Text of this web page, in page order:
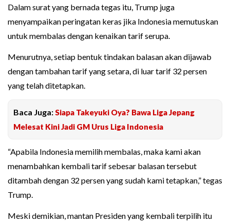
Dalam surat yang bernada tegas itu, Trump juga
menyampaikan peringatan keras jika Indonesia memutuskan
untuk membalas dengan kenaikan tarif serupa.
Menurutnya, setiap bentuk tindakan balasan akan dijawab
dengan tambahan tarif yang setara, di luar tarif 32 persen
yang telah ditetapkan.
Baca Juga: Siapa Takeyuki Oya? Bawa Liga Jepang
Melesat Kini Jadi GM Urus Liga Indonesia
“Apabila Indonesia memilih membalas, maka kami akan
menambahkan kembali tarif sebesar balasan tersebut
ditambah dengan 32 persen yang sudah kami tetapkan,” tegas
Trump.
Meski demikian, mantan Presiden yang kembali terpilih itu